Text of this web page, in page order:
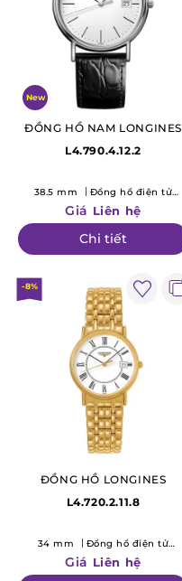
New
ĐỒNG HỒ NAM LONGINES
L4.790.4.12.2
38.5 mm
Đồng hồ điện tử
(Quartz)
Giá Liên hệ
Chi tiết
-8%
ĐỒNG HỒ LONGINES
L4.720.2.11.8
34 mm
Đồng hồ điện tử
(Quartz)
Giá Liên hệ